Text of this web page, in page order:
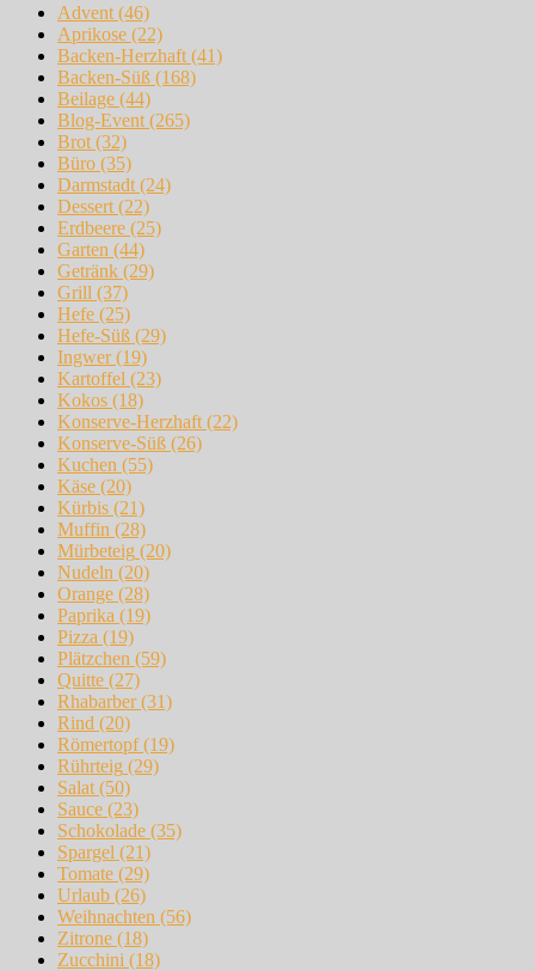
Advent (46)
Aprikose (22)
Backen-Herzhaft (41)
Backen-Süß (168)
Beilage (44)
Blog-Event (265)
Brot (32)
Büro (35)
Darmstadt (24)
Dessert (22)
Erdbeere (25)
Garten (44)
Getränk (29)
Grill (37)
Hefe (25)
Hefe-Süß (29)
Ingwer(19)
Kartoffel (23)
Kokos (18)
Konserve-Herzhaft (22)
Konserve-Süß (26)
Kuchen (55)
Käse (20)
Kürbis (21)
Muffin (28)
Mürbeteig (20)
Nudeln (20)
Orange (28)
Paprika (19)
Pizza (19)
Plätzchen (59)
Quitte (27)
Rhabarber(31)
Rind (20)
Römertopf(19)
Rührteig (29)
Salat (50)
Sauce (23)
Schokolade (35)
Spargel (21)
Tomate (29)
Urlaub (26)
Weihnachten (56)
Zitrone (18)
Zucchini (18)